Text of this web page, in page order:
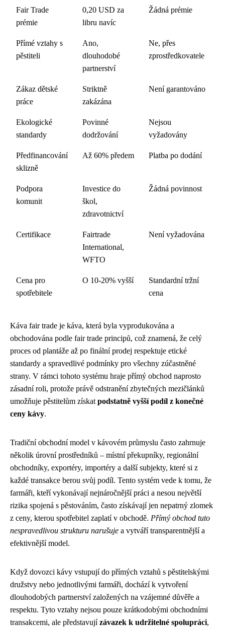
Fair Trade
prémie
0,20 USD za
libru navíc
Žádná prémie
Přímé vztahy s
pěstiteli
Ano,
dlouhodobé
partnerství
Ne, přes
zprostředkovatele
Zákaz dětské
práce
Striktně
zakázána
Není garantováno
Ekologické
standardy
Povinné
dodržování
Nejsou
vyžadovány
Předfinancování
sklizně
Až 60% předem Platba po dodání
Podpora
komunit
Investice do
škol,
zdravotnictví
Žádná povinnost
Certifikace
Fairtrade
International,
WFTO
Není vyžadována
Cena pro
spotřebitele
O 10-20% vyšší
Standardní tržní
cena
Káva fair trade je káva, která byla vyprodukována a
obchodována podle fair trade principů, což znamená, že celý
proces od plantáže až po finální prodej respektuje etické
standardy a spravedlivé podmínky pro všechny zúčastněné
strany. V rámci tohoto systému hraje přímý obchod naprosto
zásadní roli, protože právě odstranění zbytečných mezičlánků
umožňuje pěstitelům získat podstatně vyšší podíl z konečné
ceny kávy.
Tradiční obchodní model v kávovém průmyslu často zahrnuje
několik úrovní prostředníků – místní překupníky, regionální
obchodníky, exportéry, importéry a další subjekty, které si z
každé transakce berou svůj podíl. Tento systém vede k tomu, že
farmáři, kteří vykonávají nejnáročnější práci a nesou největší
rizika spojená s pěstováním, často získávají jen nepatrný zlomek
z ceny, kterou spotřebitel zaplatí v obchodě. Přímý obchod tuto
nespravedlivou strukturu narušuje a vytváří transparentnější a
efektivnější model.
Když dovozci kávy vstupují do přímých vztahů s pěstitelskými
družstvy nebo jednotlivými farmáři, dochází k vytvoření
dlouhodobých partnerství založených na vzájemné důvěře a
respektu. Tyto vztahy nejsou pouze krátkodobými obchodními
transakcemi, ale představujízávazek k udržitelné spolupráci,